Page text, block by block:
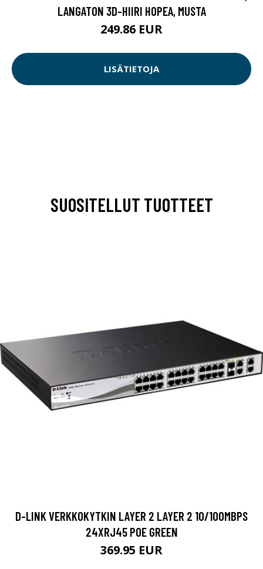
LANGATON 3D-HIIRI HOPEA, MUSTA
249.86 EUR
LISÄTIETOJA
SUOSITELLUT TUOTTEET
D-LINK VERKKOKYTKIN LAYER 2 LAYER 2 10/100MBPS
24XRJ45 POE GREEN
369.95 EUR